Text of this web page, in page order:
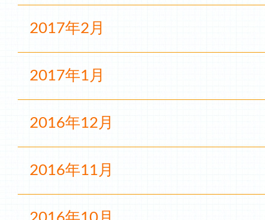
2017年2月
2017年1月
2016年12月
2016年11月